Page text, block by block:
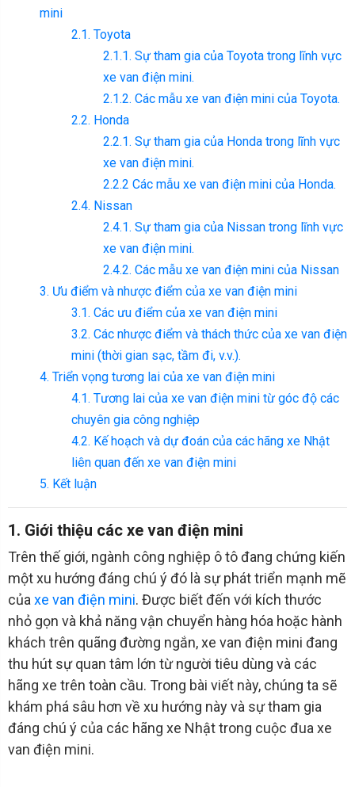
mini
2.1. Toyota
2.1.1. Sự tham gia của Toyota trong lĩnh vực
xe van điện mini.
2.1.2. Các mẫu xe van điện mini của Toyota.
2.2. Honda
2.2.1. Sự tham gia của Honda trong lĩnh vực
xe van điện mini.
2.2.2 Các mẫu xe van điện mini của Honda.
2.4. Nissan
2.4.1. Sự tham gia của Nissan trong lĩnh vực
xe van điện mini.
2.4.2. Các mẫu xe van điện mini của Nissan
3. Ưu điểm và nhược điểm của xe van điện mini
3.1. Các ưu điểm của xe van điện mini
3.2. Các nhược điểm và thách thức của xe van điện
mini (thời gian sạc, tầm đi, v.v.).
4. Triển vọng tương lai của xe van điện mini
4.1. Tương lai của xe van điện mini từ góc độ các
chuyên gia công nghiệp
4.2. Kế hoạch và dự đoán của các hãng xe Nhật
liên quan đến xe van điện mini
5. Kết luận
1. Giới thiệu các xe van điện mini
Trên thế giới, ngành công nghiệp ô tô đang chứng kiến
một xu hướng đáng chú ý đó là sự phát triển mạnh mẽ
của xe van điện mini. Được biết đến với kích thước
nhỏ gọn và khả năng vận chuyển hàng hóa hoặc hành
khách trên quãng đường ngắn, xe van điện mini đang
thu hút sự quan tâm lớn từ người tiêu dùng và các
hãng xe trên toàn cầu. Trong bài viết này, chúng ta sẽ
khám phá sâu hơn về xu hướng này và sự tham gia
đáng chú ý của các hãng xe Nhật trong cuộc đua xe
van điện mini.